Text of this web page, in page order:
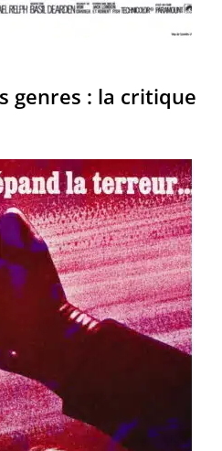
genres : la critique